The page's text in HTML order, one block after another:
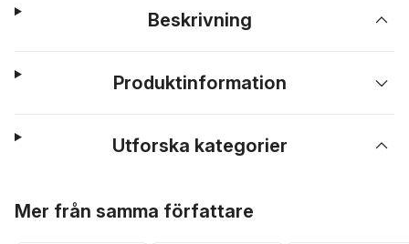
Beskrivning
Produktinformation
Utforska kategorier
Mer från samma författare